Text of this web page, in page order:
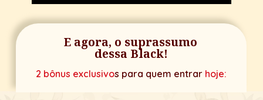
E agora, o suprassumo
dessa Black!
2 bônus exclusivos para quem entrar hoje: